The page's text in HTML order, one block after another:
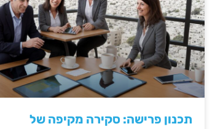
תכנון פרישה: סקירה מקיפה של